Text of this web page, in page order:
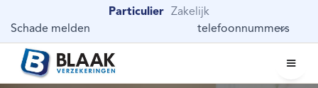
Particulier
Zakelijk
Schade melden
telefoonnummers